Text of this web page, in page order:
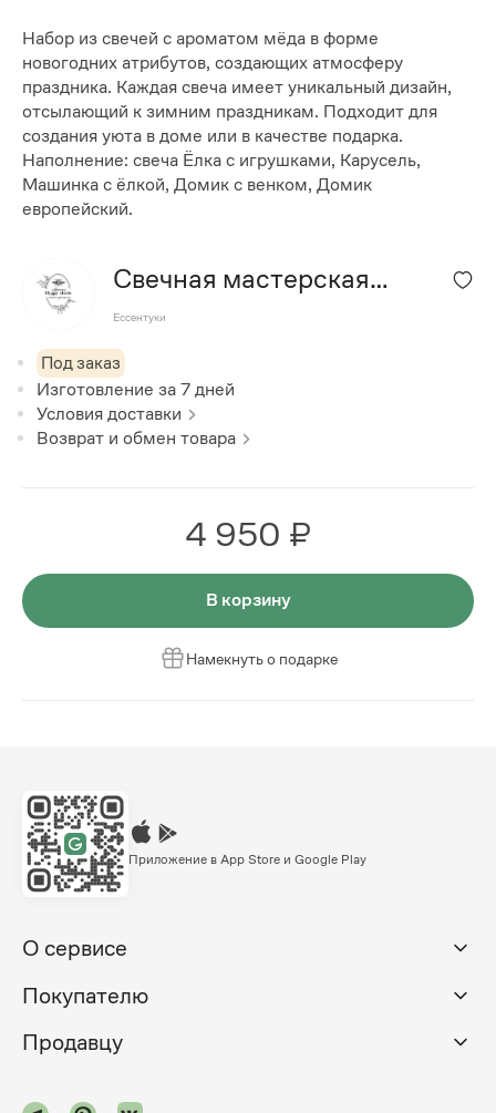
Набор из свечей с ароматом мёда в форме
новогодних атрибутов, создающих атмосферу
праздника. Каждая свеча имеет уникальный дизайн,
отсылающий к зимним праздникам. Подходит для
создания уюта в доме или в качестве подарка.
Наполнение: свеча Ёлка с игрушками, Карусель,
Машинка с ёлкой, Домик с венком, Домик
европейский.
Свечная мастерская
"Hygge storie"
Ессентуки
Под заказ
Изготовление за7 дней
Условия доставки
Возврат и обмен товара
4 950 ₽
В корзину
Намекнуть о подарке
Приложение в App Store и Google Play
О сервисе
Покупателю
Продавцу